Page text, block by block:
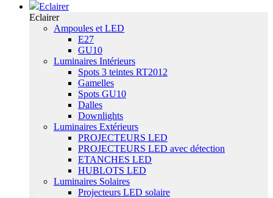
Eclairer
Eclairer
Ampoules et LED
E27
GU10
Luminaires Intérieurs
Spots 3 teintes RT2012
Gamelles
Spots GU10
Dalles
Downlights
Luminaires Extérieurs
PROJECTEURS LED
PROJECTEURS LED avec détection
ETANCHES LED
HUBLOTS LED
Luminaires Solaires
Projecteurs LED solaire